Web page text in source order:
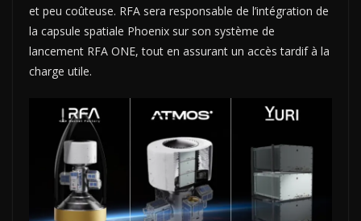
et peu coûteuse. RFA sera responsable de l’intégration de
la capsule spatiale Phoenix sur son système de
lancement RFA ONE, tout en assurant un accès tardif à la
charge utile.